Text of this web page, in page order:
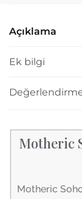
Açıklama
Ek bilgi
Motheric
Motheric